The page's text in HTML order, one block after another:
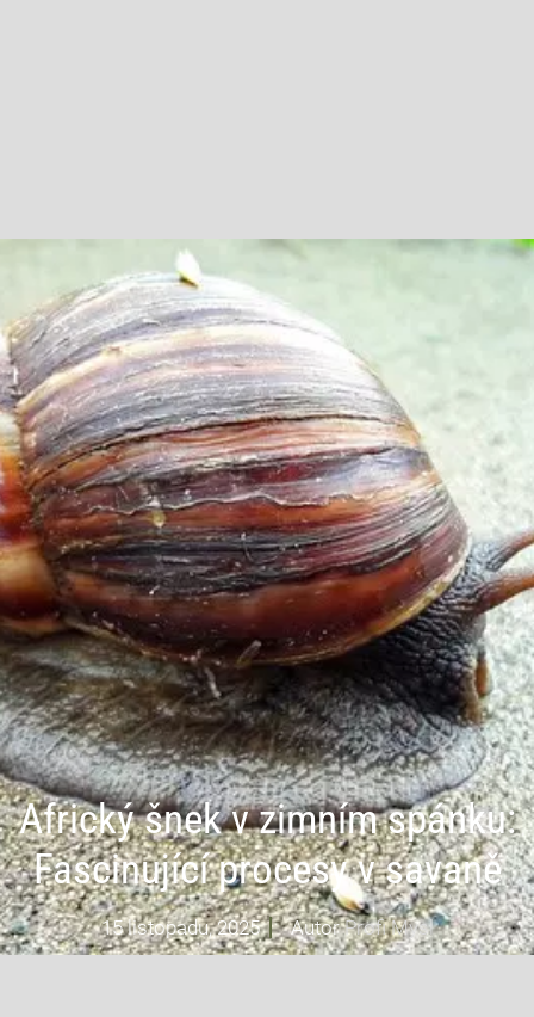
Africký šnek v zimním spánku:
Fascinující procesy v savaně
15 listopadu, 2025 AutorProfi Mysl